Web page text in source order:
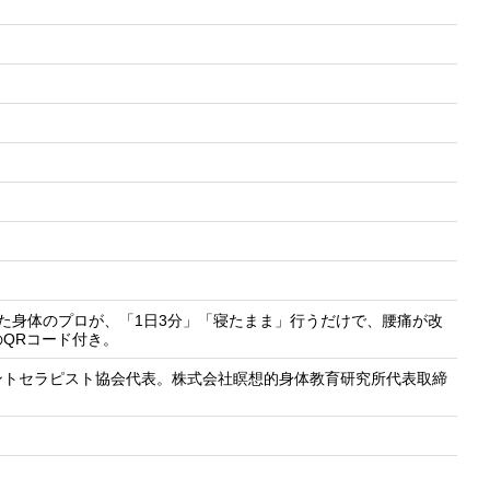
体のプロが、「1日3分」「寝たまま」行うだけで、腰痛が改
コード付き。
セラピスト協会代表。株式会社瞑想的身体教育研究所代表取締